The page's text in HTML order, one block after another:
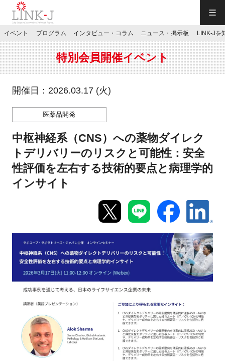
JP／EN
特別会員専用メニュー
施設ご予約
お問い合わせ
新規登録
イベント
インタビュー・コラム
ニュース・掲示板
イベント プログラム インタビュー・コラム ニュース・掲示板 LINK-Jを
特別会員開催イベント
開催日：2026.03.17 (火)
医薬品開発
中枢神経系（CNS）への薬物ダイレク
トデリバリーのリスクと可能性：安全
性評価を左右する技術的要点と病理学的
インサイト